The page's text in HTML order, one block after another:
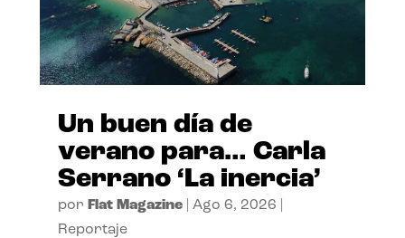
Un buen día de
verano para… Carla
Serrano ‘La inercia’
por Flat Magazine| Ago 6, 2026
Reportaje